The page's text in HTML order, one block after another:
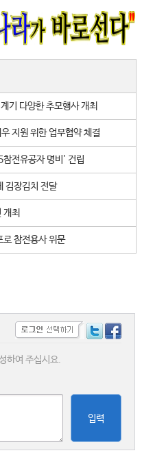
기 다양한 추모행사 개최
지원 위한 업무협약 체결
전유공자 명비' 건립
김장김치 전달
개최
로 참전용사 위문
하여 주십시요.
입력